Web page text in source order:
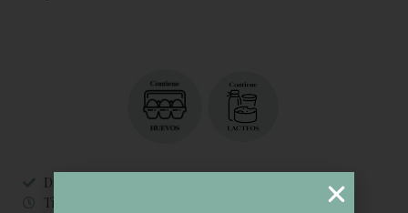
Dificultad: FÁCIL
Tiempo preparación: 15 minutos